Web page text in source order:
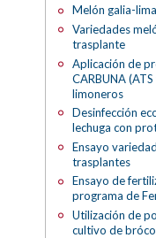
Melón galia-
Variedades
trasplante
Aplicación de
CARBUNA
limoneros
Desinfección
lechuga con
Ensayo
trasplantes
Ensayo de
programa de
Utilización de
cultivo de